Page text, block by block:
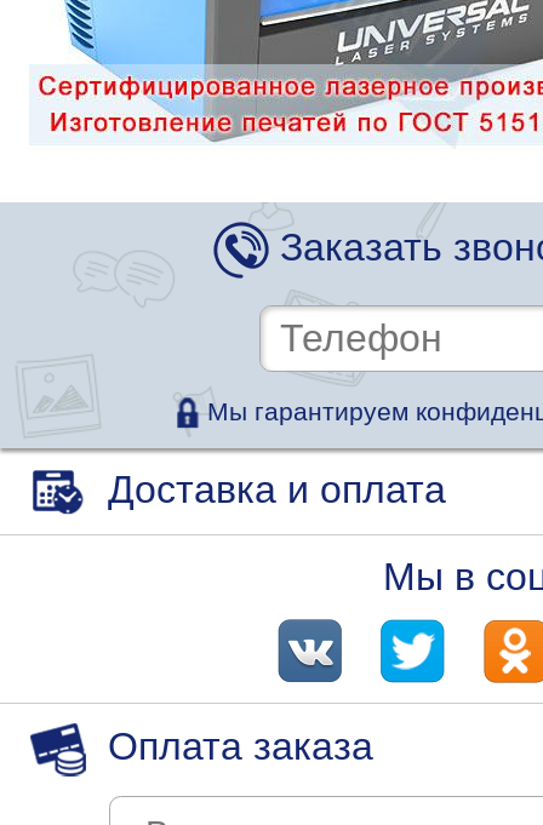
Заказать
Мы гарантируем
Доставка и оплата
Мы в
Оплата заказа